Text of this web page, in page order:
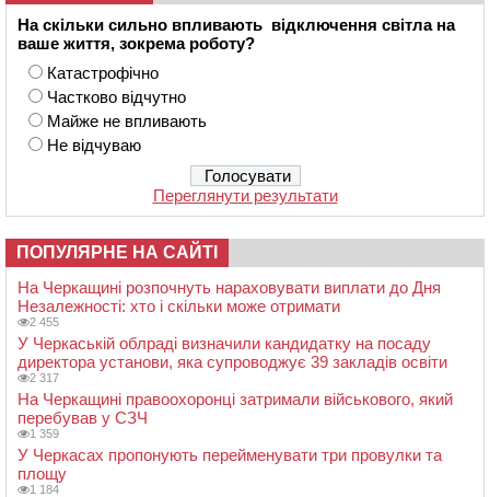
На скільки сильно впливають відключення світла на
ваше життя, зокрема роботу?
Катастрофічно
Частково відчутно
Майже не впливають
Не відчуваю
Переглянути результати
ПОПУЛЯРНЕ НА САЙТІ
На Черкащині розпочнуть нараховувати виплати до Дня
Незалежності: хто і скільки може отримати
2 455
У Черкаській облраді визначили кандидатку на посаду
директора установи, яка супроводжує 39 закладів освіти
2 317
На Черкащині правоохоронці затримали військового, який
перебував у СЗЧ
1 359
У Черкасах пропонують перейменувати три провулки та
площу
1 184